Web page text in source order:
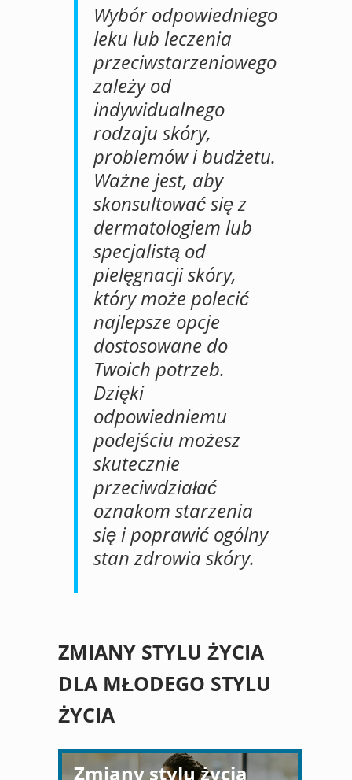
Wybór odpowiedniego
leku lub leczenia
przeciwstarzeniowego
zależy od
indywidualnego
rodzaju skóry,
problemów i budżetu.
Ważne jest, aby
skonsultować się z
dermatologiem lub
specjalistą od
pielęgnacji skóry,
który może polecić
najlepsze opcje
dostosowane do
Twoich potrzeb.
Dzięki
odpowiedniemu
podejściu możesz
skutecznie
przeciwdziałać
oznakom starzenia
się i poprawić ogólny
stan zdrowia skóry.
ZMIANY STYLU ŻYCIA
DLA MŁODEGO STYLU
ŻYCIA
Zmiany stylu życia